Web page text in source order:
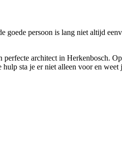
persoon is lang niet altijd
architect in Herkenbosch.
sta je er niet alleen voor en weet